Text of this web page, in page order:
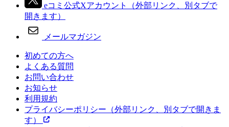
eコミ公式Xアカウント
（外部リンク、別タブで
開きます）
メールマガジン
初めての方へ
よくある質問
お問い合わせ
お知らせ
利用規約
プライバシーポリシー （外部リンク、別タブで開きま
す）